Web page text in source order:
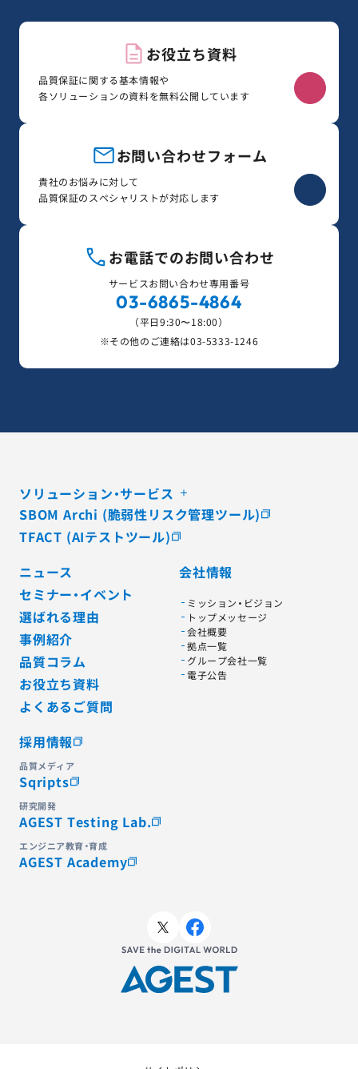
お役立ち資料
品質保証に関する基本情報や
各ソリューションの資料を無料公開しています
お問い合わせフォーム
貴社のお悩みに対して
品質保証のスペシャリストが対応します
お電話でのお問い合わせ
サービスお問い合わせ専用番号
03-6865-4864
（平日9:30〜18:00）
※その他のご連絡は03-5333-1246
ソリューション・サービス
SBOM Archi (脆弱性リスク管理ツール)
TFACT (AIテストツール)
ニュース
セミナー・イベント
選ばれる理由
事例紹介
品質コラム
お役立ち資料
よくあるご質問
会社情報
ミッション・ビジョン
トップメッセージ
会社概要
拠点一覧
グループ会社一覧
電子公告
採用情報
品質メディア
Sqripts
研究開発
AGEST Testing Lab.
エンジニア教育・育成
AGEST Academy